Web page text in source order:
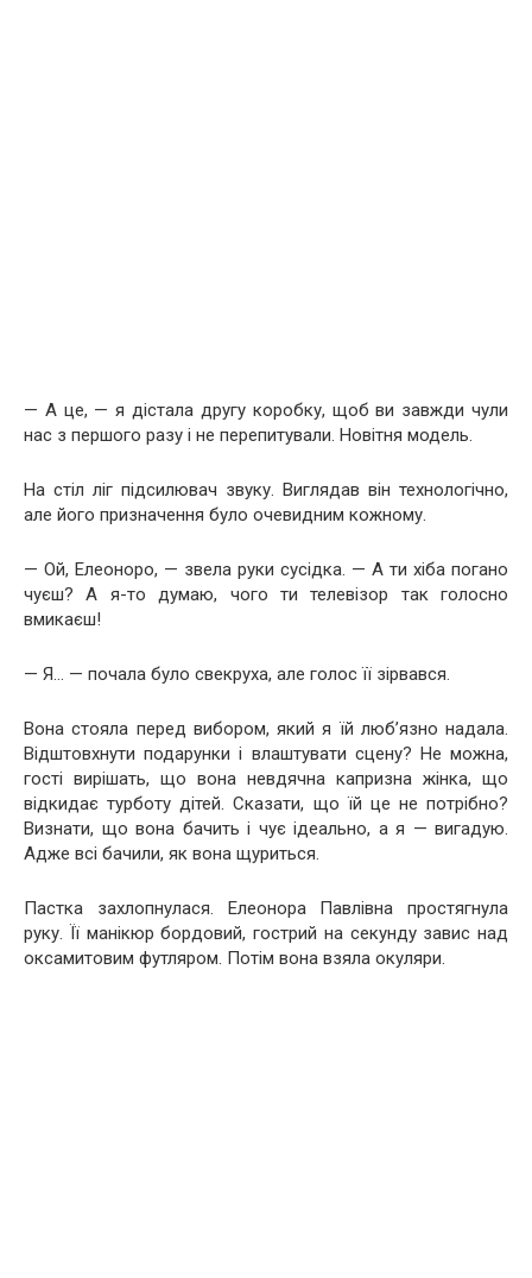
— А це, — я дістала другу коробку, щоб ви завжди чули
нас з першого разу і не перепитували. Новітня модель.
На стіл ліг підсилювач звуку. Виглядав він технологічно,
але його призначення було очевидним кожному.
— Ой, Елеоноро, — звела руки сусідка. — А ти хіба погано
чуєш? А я-то думаю, чого ти телевізор так голосно
вмикаєш!
— Я… — почала було свекруха, але голос її зірвався.
Вона стояла перед вибором, який я їй люб’язно надала.
Відштовхнути подарунки і влаштувати сцену? Не можна,
гості вирішать, що вона невдячна капризна жінка, що
відкидає турботу дітей. Сказати, що їй це не потрібно?
Визнати, що вона бачить і чує ідеально, а я — вигадую.
Адже всі бачили, як вона щуриться.
Пастка захлопнулася. Елеонора Павлівна простягнула
руку. Її манікюр бордовий, гострий на секунду завис над
оксамитовим футляром. Потім вона взяла окуляри.